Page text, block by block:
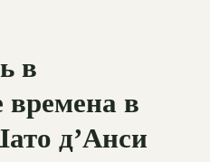
в
времена в
д’Анси